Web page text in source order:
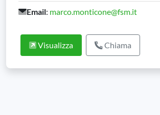
Email: marco.monticone@fsm.it
Visualizza Chiama